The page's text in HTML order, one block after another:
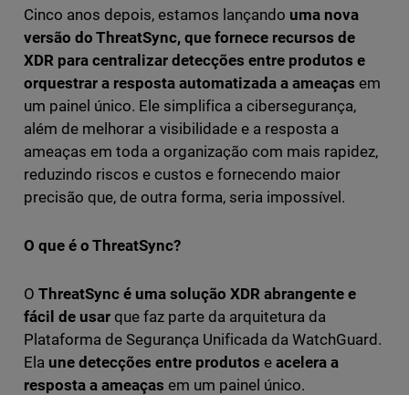
Cinco anos depois, estamos lançando uma nova
versão do ThreatSync, que fornece recursos de
XDR para centralizar detecções entre produtos e
orquestrar a resposta automatizada a ameaças em
um painel único. Ele simplifica a cibersegurança,
além de melhorar a visibilidade e a resposta a
ameaças em toda a organização com mais rapidez,
reduzindo riscos e custos e fornecendo maior
precisão que, de outra forma, seria impossível.
O que é o ThreatSync?
O ThreatSync é uma solução XDR abrangente e
fácil de usarque faz parte da arquitetura da
Plataforma de Segurança Unificada da WatchGuard.
Ela une detecções entre produtos eacelera a
resposta a ameaças em um painel único.